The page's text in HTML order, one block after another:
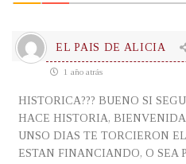
EL PAIS DE ALICIA
1 año atrás
HISTORICA??? BUENO SI
HACE HISTORIA,
UNSO DIAS TE TORCIERON
ESTAN FINANCIANDO, O SEA